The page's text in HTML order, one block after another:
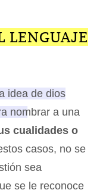
LENGUAJE
idea de dios
nombrar a una
cualidades o
casos, no se
sea
se le reconoce